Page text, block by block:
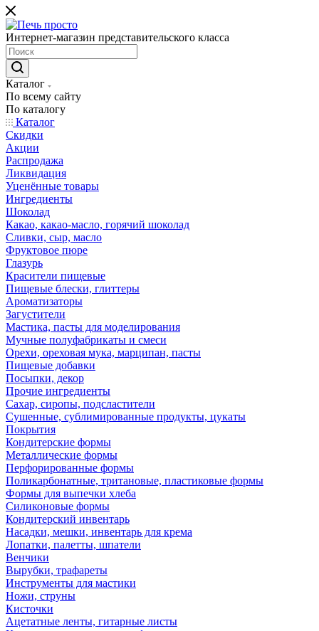
Интернет-магазин представительского класса
Каталог
По всему сайту
По каталогу
Каталог
Скидки
Акции
Распродажа
Ликвидация
Уценённые товары
Ингредиенты
Шоколад
Какао, какао-масло, горячий шоколад
Сливки, сыр, масло
Фруктовое пюре
Глазурь
Красители пищевые
Пищевые блески, глиттеры
Ароматизаторы
Загустители
Мастика, пасты для моделирования
Мучные полуфабрикаты и смеси
Орехи, ореховая мука, марципан, пасты
Пищевые добавки
Посыпки, декор
Прочие ингредиенты
Сахар, сиропы, подсластители
Сушенные, сублимированные продукты, цукаты
Покрытия
Кондитерские формы
Металлические формы
Перфорированные формы
Поликарбонатные, тритановые, пластиковые формы
Формы для выпечки хлеба
Силиконовые формы
Кондитерский инвентарь
Насадки, мешки, инвентарь для крема
Лопатки, палетты, шпатели
Венчики
Вырубки, трафареты
Инструменты для мастики
Ножи, струны
Кисточки
Ацетатные ленты, гитарные листы